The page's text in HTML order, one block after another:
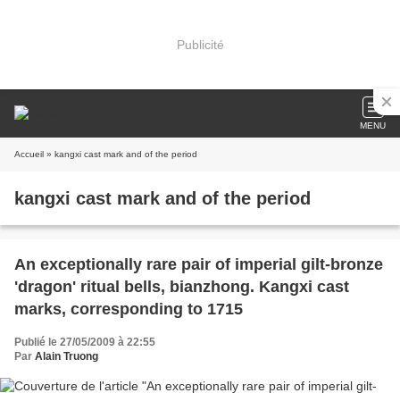
Publicité
MENU
Accueil » kangxi cast mark and of the period
kangxi cast mark and of the period
An exceptionally rare pair of imperial gilt-bronze
'dragon' ritual bells, bianzhong. Kangxi cast
marks, corresponding to 1715
Publié le 27/05/2009 à 22:55
Par Alain Truong